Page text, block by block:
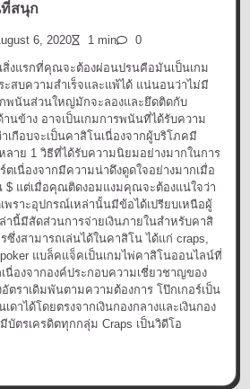
สนุก
6, 2020 1 min 0
งแรกที่คุณจะต้องผ่อนปรนคือมันเป็นเกม
สบความสำเร็จและแพ้ได้ แน่นอนว่าไม่มี
พนันส่วนใหญ่มักจะลองและยึดติดกับ
านข้าง อาจเป็นเกมการพนันที่ได้รับความ
กือบจะเป็นคาสิโนเนื่องจากผู้บริโภคมี
ลาย 1 วิธีที่ได้รับความนิยมอย่างมากในการ
ตเนื่องจากมีความน่าดึงดูดใจอย่างมากเมื่อ
แต่เมื่อคุณติดงอมแงมคุณจะต้องแน่ใจว่า
ราะอุปกรณ์เหล่านั้นมีข้อได้เปรียบเหนือผู้
านี้มีสัดส่วนการจ่ายเงินภายในสำหรับคาสิ
งสามารถเล่นได้ในคาสิโน ได้แก่ craps,
แบล็คแจ็คเป็นเกมไพ่คาสิโนออนไลน์ที่
นื่องจากองค์ประกอบความเชี่ยวชาญของ
ตราเดิมพันตามความต้องการ โป๊กเกอร์เป็น
ดาได้โดยตรงจากเงินกองกลางและเงินกอง
บัตรเครดิตทุกกลุ่ม Craps เป็นวิดีโอ